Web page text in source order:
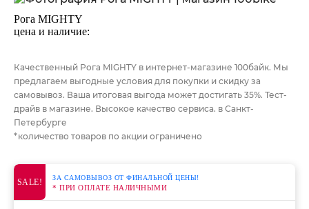
Рога MIGHTY
цена и наличие:
Качественный Рога MIGHTY в интернет-магазине 100байк. Мы
предлагаем выгодные условия для покупки и скидку за
самовывоз. Ваша итоговая выгода может достигать 35%. Тест-
драйв в магазине. Высокое качество сервиса. в Санкт-
Петербурге
*количество товаров по акции ограничено
SALE! ЗА САМОВЫВОЗ ОТ ФИНАЛЬНОЙ ЦЕНЫ!
* ПРИ ОПЛАТЕ НАЛИЧНЫМИ